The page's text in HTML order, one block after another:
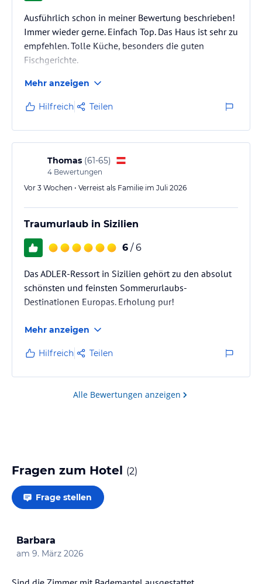
Ausführlich schon in meiner Bewertung beschrieben!
Immer wieder gerne. Einfach Top. Das Haus ist sehr zu
empfehlen. Tolle Küche, besonders die guten
Fischgerichte.
Mehr anzeigen
Hilfreich Teilen
Thomas (61-65)
4 Bewertungen
Vor 3 Wochen • Verreist als Familie im Juli 2026
Traumurlaub in Sizilien
6 / 6
Das ADLER-Ressort in Sizilien gehört zu den absolut
schönsten und feinsten Sommerurlaubs-
Destinationen Europas. Erholung pur!
Mehr anzeigen
Hilfreich Teilen
Alle Bewertungen anzeigen
Fragen zum Hotel (2)
Frage stellen
Barbara
am 9. März 2026